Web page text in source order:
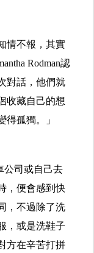
情不報，其實
Rodman認
對話，他們就
收藏自己的想
得孤獨。」
公司或自己去
，便會感到快
，不過除了洗
，或是洗鞋子
方在辛苦打拼